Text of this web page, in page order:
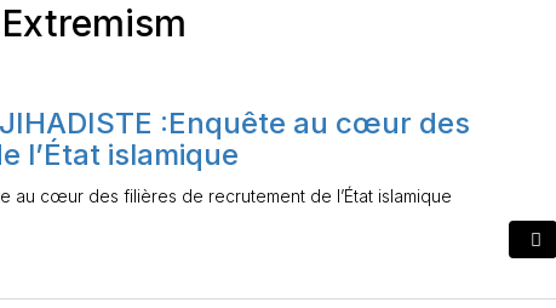
:Enquête au cœur des
l’État islamique
au cœur des filières de recrutement de l’État islamique